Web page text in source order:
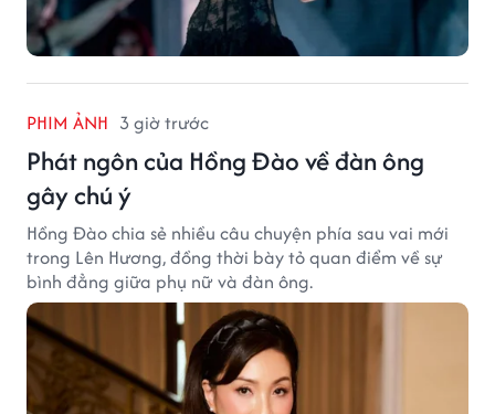
PHIM ẢNH 3 giờ trước
Phát ngôn của Hồng Đào về đàn ông
gây chú ý
Hồng Đào chia sẻ nhiều câu chuyện phía sau vai mới
trong Lên Hương, đồng thời bày tỏ quan điểm về sự
bình đẳng giữa phụ nữ và đàn ông.